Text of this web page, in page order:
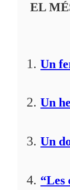
EL
Un
Un
Un
“Les